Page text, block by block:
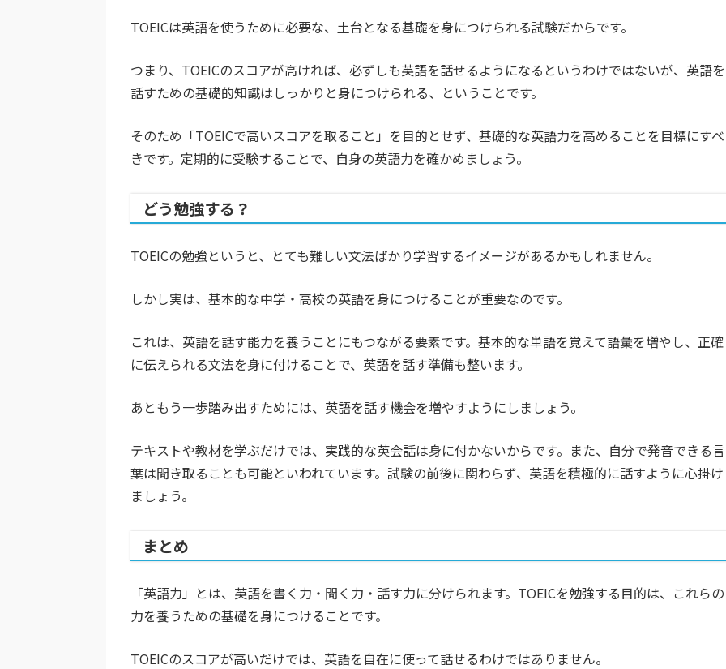
TOEICは英語を使うために必要な、土台となる基礎を身につけられる試験だからです。
つまり、TOEICのスコアが高ければ、必ずしも英語を話せるようになるというわけではないが、英語を
話すための基礎的知識はしっかりと身につけられる、ということです。
そのため「TOEICで高いスコアを取ること」を目的とせず、基礎的な英語力を高めることを目標にすべ
きです。定期的に受験することで、自身の英語力を確かめましょう。
どう勉強する？
TOEICの勉強というと、とても難しい文法ばかり学習するイメージがあるかもしれません。
しかし実は、基本的な中学・高校の英語を身につけることが重要なのです。
これは、英語を話す能力を養うことにもつながる要素です。基本的な単語を覚えて語彙を増やし、正確
に伝えられる文法を身に付けることで、英語を話す準備も整います。
あともう一歩踏み出すためには、英語を話す機会を増やすようにしましょう。
テキストや教材を学ぶだけでは、実践的な英会話は身に付かないからです。また、自分で発音できる言
葉は聞き取ることも可能といわれています。試験の前後に関わらず、英語を積極的に話すように心掛け
ましょう。
まとめ
「英語力」とは、英語を書く力・聞く力・話す力に分けられます。TOEICを勉強する目的は、これらの
力を養うための基礎を身につけることです。
TOEICのスコアが高いだけでは、英語を自在に使って話せるわけではありません。